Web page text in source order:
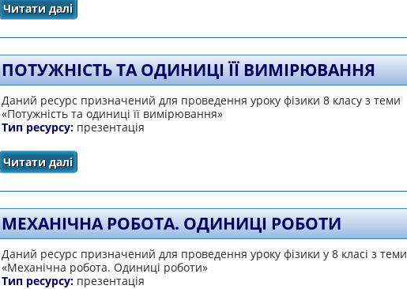
Читати даліпро Потенціальна енергія
ПОТУЖНІСТЬ ТА ОДИНИЦІ ЇЇ ВИМІРЮВАННЯ
Даний ресурс призначений для проведення уроку фізики 8 класу з теми
«Потужність та одиниці її вимірювання»
Тип ресурсу: презентація
Читати даліпро Потужність та одиниці її вимірювання
МЕХАНІЧНА РОБОТА. ОДИНИЦІ РОБОТИ
Даний ресурс призначений для проведення уроку фізики у 8 класі з теми
«Механічна робота. Одиниці роботи»
Тип ресурсу: презентація